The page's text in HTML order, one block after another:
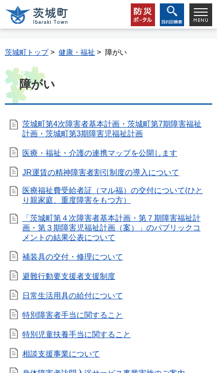
茨城町トップ> 健康・福祉 > 障がい
障がい
茨城町第4次障害者基本計画・茨城町第7期障害福祉
計画・茨城町第3期障害児福祉計画
医療・福祉・介護の連携マップを公開します
JR運賃の精神障害者割引制度の導入について
医療福祉費受給者証（マル福）の交付について(ひと
り親家庭、重度障害をもつ方）
「茨城町第４次障害者基本計画・第７期障害福祉計
画・第３期障害児福祉計画（案）」のパブリックコ
メントの結果公表について
補装具の交付・修理について
避難行動要支援者支援制度
日常生活用具の給付について
特別障害者手当に関すること
特別児童扶養手当に関すること
相談支援事業について